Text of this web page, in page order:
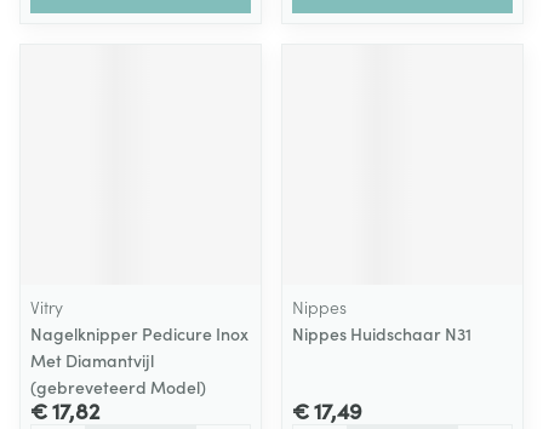
Vitry
Nagelknipper Pedicure Inox
Met Diamantvijl
(gebreveteerd Model)
€ 17,82
Nippes
Nippes Huidschaar N31
€ 17,49